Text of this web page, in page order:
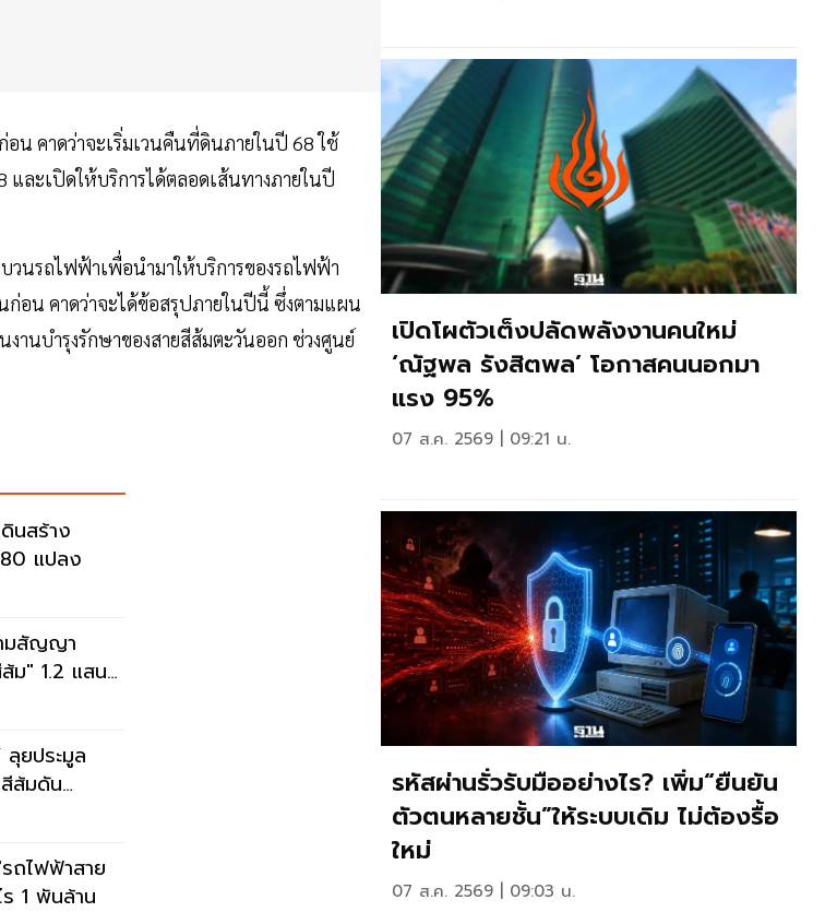
น คาดว่าจะเริ่มเวนคืนที่ดินภายในปี 68 ใช้
และเปิดให้บริการได้ตลอดเส้นทางภายในปี
รถไฟฟ้าเพื่อนำมาให้บริการของรถไฟฟ้า
อน คาดว่าจะได้ข้อสรุปภายในปีนี้ ซึ่งตามแผน
านบำรุงรักษาของสายสีส้มตะวันออก ช่วงศูนย์
นสร้าง
แปลง
มสัญญา
ม" 1.2 แสน
ส้มดัน
น
ถไฟฟ้าสาย
1 พันล้าน
เปิดโผตัวเต็งปลัดพลังงานคนใหม่
‘ณัฐพล รังสิตพล’ โอกาสคนนอกมา
แรง 95%
07 ส.ค. 2569 | 09:21 น.
รหัสผ่านรั่วรับมืออย่างไร? เพิ่ม“ยืนยัน
ตัวตนหลายชั้น”ให้ระบบเดิม ไม่ต้องรื้อ
ใหม่
07 ส.ค. 2569 | 09:03 น.